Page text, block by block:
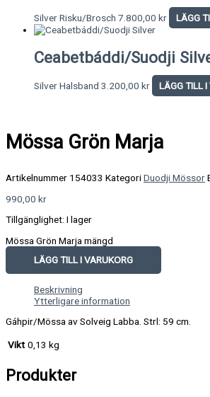
Silver Risku/Brosch 7.800,00 kr LÄGG
Ceabetbáddi/Suodji
Silver Halsband 3.200,00 kr LÄGG TILL I
Mössa Grön Marja
Artikelnummer 154033 KategoriDuodji Mössor
990,00 kr
Tillgänglighet: I lager
Mössa Grön Marja mängd
LÄGG TILL I VARUKORG
Beskrivning
Ytterligare information
Gáhpir/Mössa av Solveig Labba. Strl: 59 cm.
Vikt 0,13 kg
Produkter